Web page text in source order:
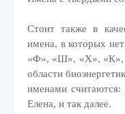
Стоит также в
имена, в которых
«Ф», «Ш», «Х», «К»,
области
именами считаются:
Елена, и так далее.